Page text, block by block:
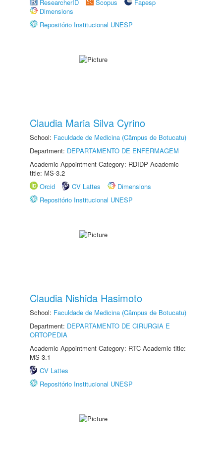
ResearcherID
Scopus
Fapesp
Dimensions
Repositório Institucional UNESP
Claudia Maria Silva Cyrino
School: Faculdade de Medicina (Câmpus de Botucatu)
Department: DEPARTAMENTO DE ENFERMAGEM
Academic Appointment Category: RDIDP Academic
title: MS-3.2
Orcid
CV Lattes
Dimensions
Repositório Institucional UNESP
Claudia Nishida Hasimoto
School: Faculdade de Medicina (Câmpus de Botucatu)
Department: DEPARTAMENTO DE CIRURGIA E
ORTOPEDIA
Academic Appointment Category: RTC Academic title:
MS-3.1
CV Lattes
Repositório Institucional UNESP